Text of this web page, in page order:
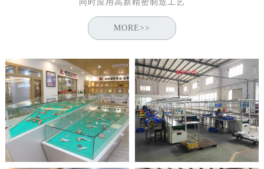
同时应用高新精密制造工艺
MORE>>